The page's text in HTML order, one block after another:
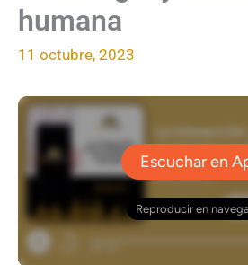
humana
11 octubre, 2023